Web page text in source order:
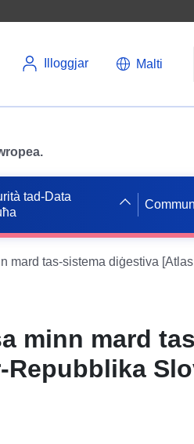
Illoggjar Malti
tad-Data
minn mard